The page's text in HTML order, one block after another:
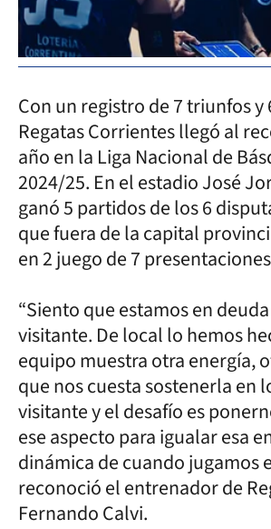
Con un registro de 7 triunfos y
Regatas Corrientes llegó al
año en la Liga Nacional de
2024/25. En el estadio José
ganó 5 partidos de los 6
que fuera de la capital
en 2 juego de 7
“Siento que estamos en
visitante. De local lo hemos
equipo muestra otra energía,
que nos cuesta sostenerla en
visitante y el desafío es
ese aspecto para igualar esa
dinámica de cuando jugamos
reconoció el entrenador de
Fernando Calvi.